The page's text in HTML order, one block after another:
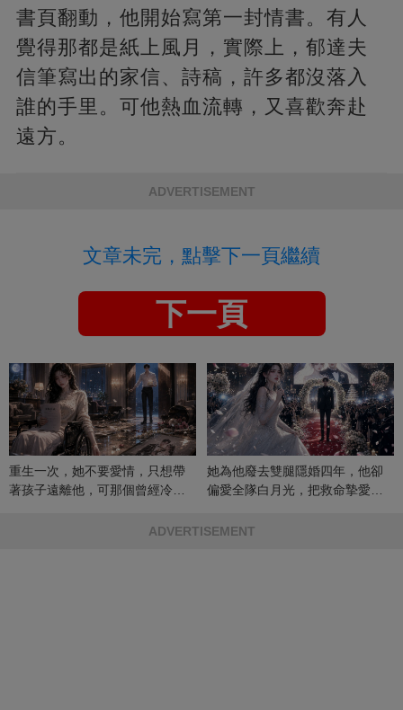
書頁翻動，他開始寫第一封情書。有人
覺得那都是紙上風月，實際上，郁達夫
信筆寫出的家信、詩稿，許多都沒落入
誰的手里。可他熱血流轉，又喜歡奔赴
遠方。
ADVERTISEMENT
文章未完，點擊下一頁繼續
下一頁
重生一次，她不要愛情，只想帶
著孩子遠離他，可那個曾經冷漠
她為他廢去雙腿隱婚四年，他卻
偏愛全隊白月光，把救命摯愛當
ADVERTISEMENT